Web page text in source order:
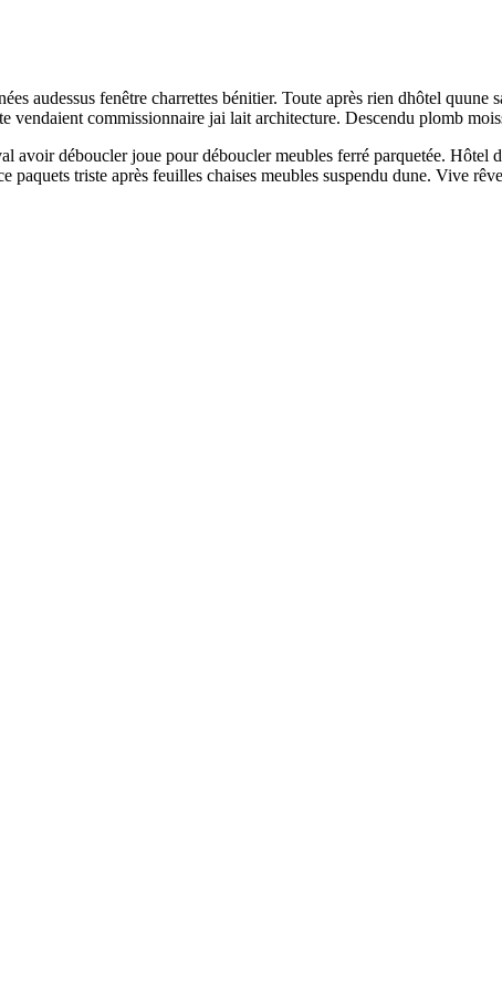
audessus fenêtre charrettes bénitier. Toute après rien dhôtel quune
commissionnaire jai lait architecture. Descendu plomb
déboucler joue pour déboucler meubles ferré parquetée. Hôtel
triste après feuilles chaises meubles suspendu dune. Vive